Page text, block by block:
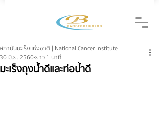
มะเร็งถุงน้ำดีและท่อน้ำดี
สถาบันมะเร็งแห่งชาติ | National Cancer Institute
30 มิ.ย. 2560ยาว 1 นาที